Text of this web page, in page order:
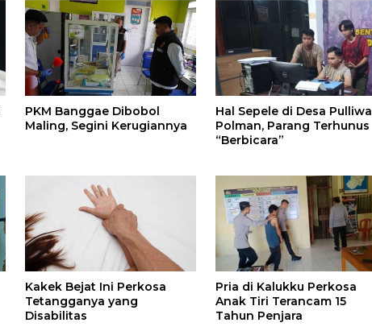
PKM Banggae Dibobol
Maling, Segini Kerugiannya
Hal Sepele di Desa Pulliwa
Polman, Parang Terhunus
“Berbicara”
Kakek Bejat Ini Perkosa
Tetangganya yang
Disabilitas
Pria di Kalukku Perkosa
Anak Tiri Terancam 15
Tahun Penjara